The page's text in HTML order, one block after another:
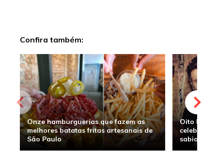
Confira também:
Onze hamburguerias que fazem as
melhores batatas fritas artesanais de
São Paulo
Oito
sabia